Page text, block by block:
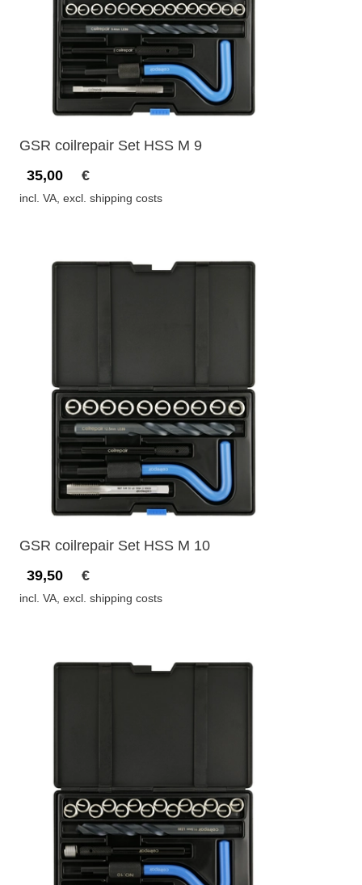
GSR coilrepair Set HSS M 9
35,00
€
incl. VA, excl. shipping costs
GSR coilrepair Set HSS M 10
39,50
€
incl. VA, excl. shipping costs